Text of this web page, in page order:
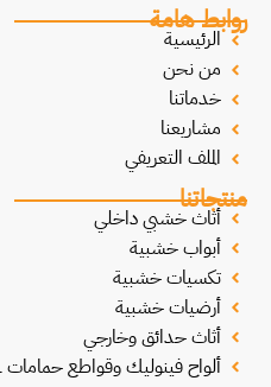
روابط هامة
الرئيسية
من نحن
خدماتنا
مشاريعنا
الملف التعريفي
منتجاتنا
أثاث خشبي داخلي
أبواب خشبية
تكسيات خشبية
أرضيات خشبية
أثاث حدائق وخارجي
ألواح فينوليك وقواطع حمامات HPL